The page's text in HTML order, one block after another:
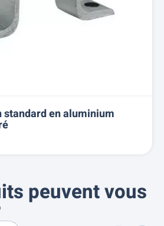
standard en aluminium
peuvent vous